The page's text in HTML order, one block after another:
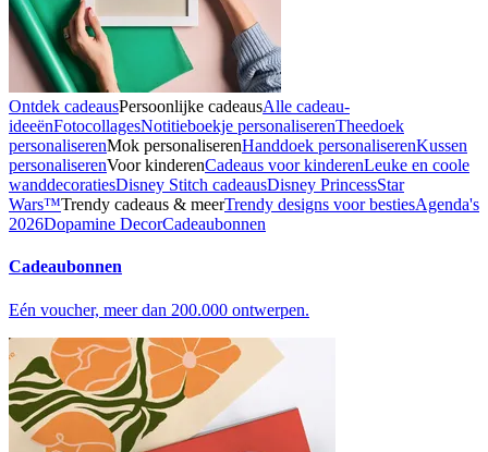
Ontdek cadeausPersoonlijke cadeausAlle cadeau-
ideeënFotocollagesNotitieboekje personaliserenTheedoek
personaliserenMok personaliserenHanddoek personaliserenKussen
personaliserenVoor kinderenCadeaus voor kinderenLeuke en coole
wanddecoratiesDisney Stitch cadeausDisney PrincessStar
Wars™Trendy cadeaus & meerTrendy designs voor bestiesAgenda's
2026Dopamine DecorCadeaubonnen
Cadeaubonnen
Eén voucher, meer dan 200.000 ontwerpen.